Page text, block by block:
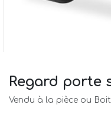
Regard porte
Vendu à la pièce ou